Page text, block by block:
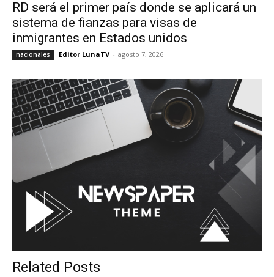
RD será el primer país donde se aplicará un
sistema de fianzas para visas de
inmigrantes en Estados unidos
nacionales Editor LunaTV - agosto 7, 2026
Related Posts